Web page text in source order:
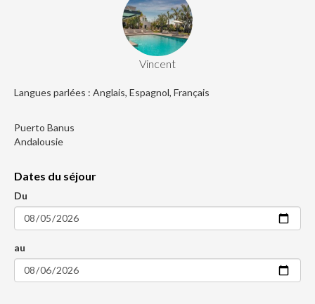
Vincent
Langues parlées : Anglais, Espagnol, Français
Puerto Banus
Andalousie
Dates du séjour
Du
au